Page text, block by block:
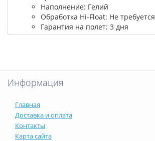
Наполнение: Гелий
Обработка Hi-Float: Не требуется
Гарантия на полет: 3 дня
Информация
Главная
Доставка и оплата
Контакты
Карта сайта